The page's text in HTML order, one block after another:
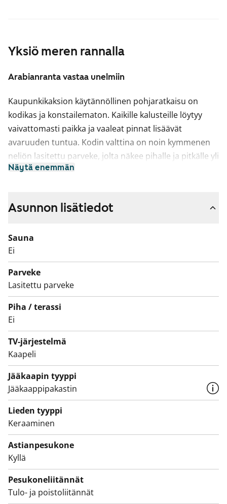
Yksiö meren rannalla
Arabianranta vastaa unelmiin
Kaupunkikaksion käytännöllinen pohjaratkaisu on
kodikas ja konstailematon. Kaikille kalusteille löytyy
vaivattomasti paikka ja vaaleat pinnat lisäävät
avaruuden tuntua. Kodin valttina on noin kymmenen
neliön lasitettu parveke, jolta näkee pihalle ja pitkälle yli
vastapäisen talon.
tammiparkettia. Kylpyhuoneessa on lattialämmitys,
klinkkerilaatoitus. Kiinteät kalusteet ovat sileäpintaiset
ja valkoiset. Keittiön kalustevälissä on valkoinen
kaakelointi ja työtasot ovat valkoista taivereunaista
laminaattia. Vakiovarustukseen kuuluvat
astianpesukone, sähköliesi ja jää-pakastinkaappi.
Asunnot ja koko talo pihoineen ovat savuttomia.
Näytä enemmän
Asunnon lisätiedot
Sauna
Ei
Parveke
Lasitettu parveke
Piha / terassi
Ei
TV-järjestelmä
Kaapeli
Jääkaapin tyyppi
Jääkaappipakastin
Lieden tyyppi
Keraaminen
Astianpesukone
Kyllä
Pesukoneliitännät
Tulo- ja poistoliitännät